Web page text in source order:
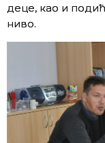
деце, као и
ниво.